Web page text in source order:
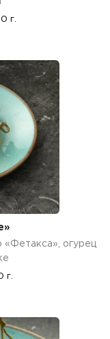
г.
«Фетакса», огурец
г.